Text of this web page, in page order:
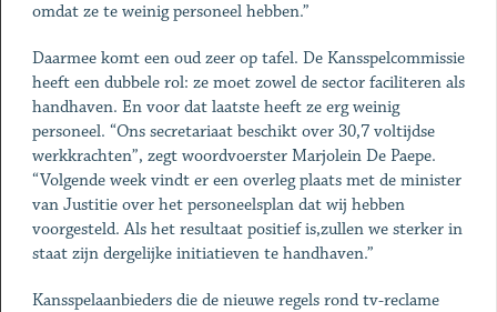
omdat ze te weinig personeel hebben.”
Daarmee komt een oud zeer op tafel. De Kansspelcommissie
heeft een dubbele rol: ze moet zowel de sector faciliteren als
handhaven. En voor dat laatste heeft ze erg weinig
personeel. “Ons secretariaat beschikt over 30,7 voltijdse
werkkrachten”, zegt woordvoerster Marjolein De Paepe.
“Volgende week vindt er een overleg plaats met de minister
van Justitie over het personeelsplan dat wij hebben
voorgesteld. Als het resultaat positief is,zullen we sterker in
staat zijn dergelijke initiatieven te handhaven.”
Kansspelaanbieders die de nieuwe regels rond tv-reclame